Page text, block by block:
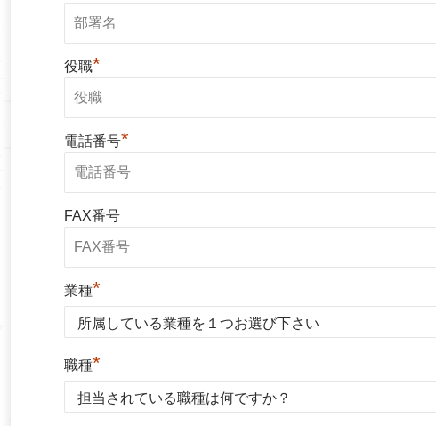
役職*
電話番号*
FAX番号
業種*
職種*